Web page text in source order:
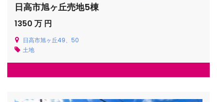
日高市旭ヶ丘売地5棟
1350 万 円
日高市旭ヶ丘49、50
土地